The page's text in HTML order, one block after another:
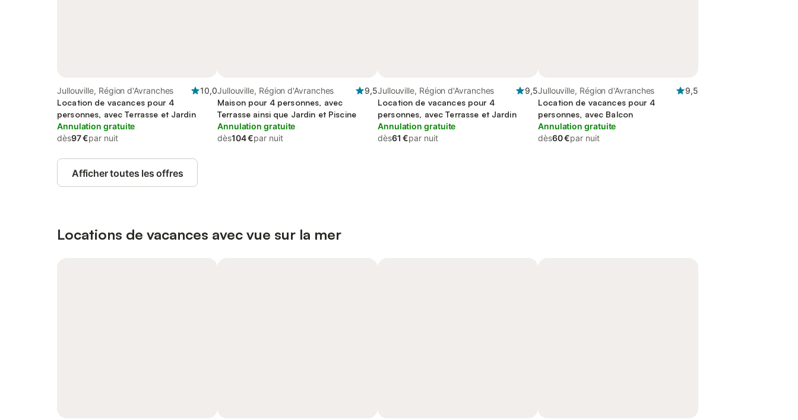
Jullouville, Région d'Avranches
10,0
Location de vacances pour 4
personnes, avec Terrasse et Jardin
Annulation gratuite
dès97 €par nuit
Jullouville, Région d'Avranches
9,5
Maison pour 4 personnes, avec
Terrasse ainsi que Jardin et Piscine
Annulation gratuite
dès104 €par nuit
Jullouville, Région d'Avranches
9,5
Location de vacances pour 4
personnes, avec Terrasse et Jardin
Annulation gratuite
dès61 €par nuit
Jullouville, Région d'Avranches
9,5
Location de vacances pour 4
personnes, avec Balcon
Annulation gratuite
dès60 €par nuit
Afficher toutes les offres
Locations de vacances avec vue sur la mer